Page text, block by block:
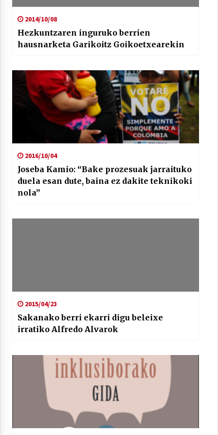
2014/10/08
Hezkuntzaren inguruko berrien
hausnarketa Garikoitz Goikoetxearekin
2016/10/04
Joseba Kamio: “Bake prozesuak jarraituko
duela esan dute, baina ez dakite teknikoki
nola”
2015/04/23
Sakanako berri ekarri digu beleixe
irratiko Alfredo Alvarok